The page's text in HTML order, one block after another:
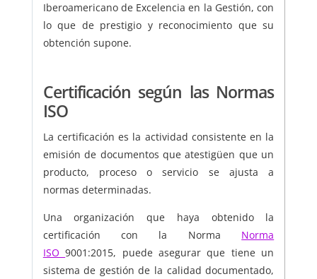
Iberoamericano de Excelencia en la Gestión, con
lo que de prestigio y reconocimiento que su
obtención supone.
Certificación según las Normas
ISO
La certificación es la actividad consistente en la
emisión de documentos que atestigüen que un
producto, proceso o servicio se ajusta a
normas determinadas.
Una organización que haya obtenido la
certificación con la Norma Norma
ISO9001:2015, puede asegurar que tiene un
sistema de gestión de la calidad documentado,